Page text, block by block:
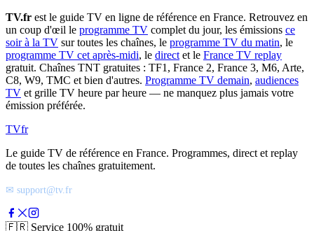
TV.fr est le guide TV en ligne de référence en France. Retrouvez en
un coup d'œil le programme TV complet du jour, les émissions ce
soir à la TV sur toutes les chaînes, le programme TV du matin, le
programme TV cet après-midi, le direct et le France TV replay
gratuit. Chaînes TNT gratuites : TF1, France 2, France 3, M6, Arte,
C8, W9, TMC et bien d'autres. Programme TV demain, audiences
TV et grille TV heure par heure — ne manquez plus jamais votre
émission préférée.
TVfr
Le guide TV de référence en France. Programmes, direct et replay
de toutes les chaînes gratuitement.
✉ support@tv.fr
🇫🇷 Service 100% gratuit